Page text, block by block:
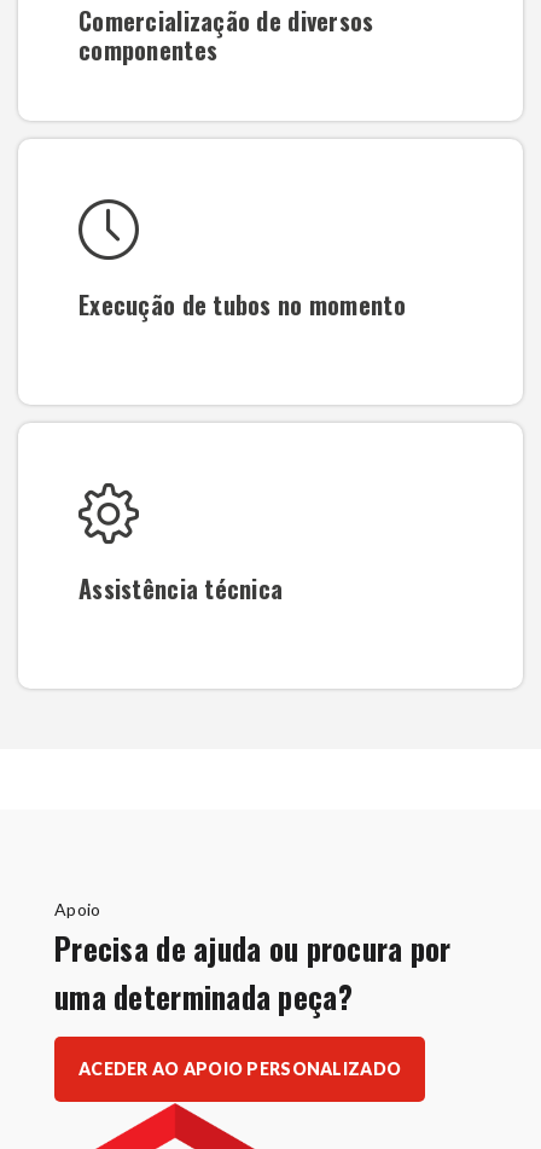
Comercialização de diversos
componentes
Execução de tubos no momento
Assistência técnica
Apoio
Precisa de ajuda ou procura por
uma determinada peça?
ACEDER AO APOIO PERSONALIZADO